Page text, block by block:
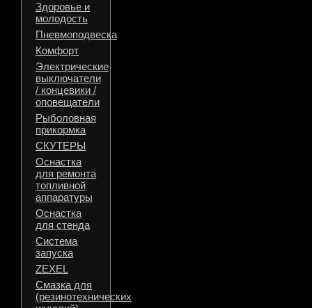
Здоровье и
молодость
Пневмоподвеска
Комфорт
Электрические
выключатели
/ концевики /
оповещатели
Рыболовная
прикормка
СКУТЕРЫ
Оснастка
для ремонта
топливной
аппаратуры
Оснастка
для стенда
Система
запуска
ZEXEL
Смазка для
(резинотехнических